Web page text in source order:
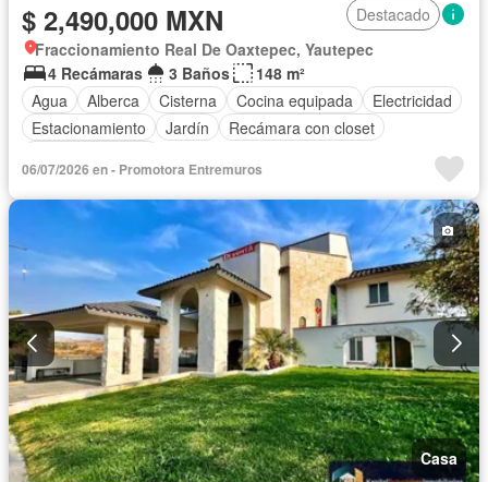
$ 2,490,000 MXN
Destacado
Fraccionamiento Real De Oaxtepec, Yautepec
4 Recámaras
3 Baños
148 m²
Agua
Alberca Cisterna Cocina equipada
Electricidad
Estacionamiento
Jardín
Recámara con closet
06/07/2026 en - Promotora Entremuros
Casa